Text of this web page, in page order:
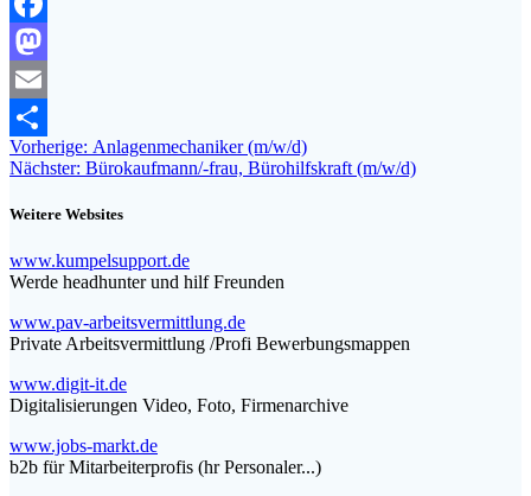
Facebook
Mastodon
Email
Teilen
Beitragsnavigation
Vorherige: Vorheriger
Beitrag:
Anlagenmechaniker (m/w/d)
Nächster: Nächster
Bürokaufmann/-frau, Bürohilfskraft (m/w/d)
Weitere Websites
www.kumpelsupport.de
Werde headhunter und hilf Freunden
www.pav-arbeitsvermittlung.de
Private Arbeitsvermittlung /Profi Bewerbungsmappen
www.digit-it.de
Digitalisierungen Video, Foto, Firmenarchive
www.jobs-markt.de
b2b für Mitarbeiterprofis (hr Personaler...)